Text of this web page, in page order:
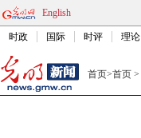
English
时政 国际 时评 理论
首页>首页 >